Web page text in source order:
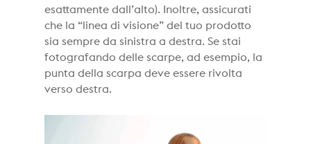
esattamente dall’alto). Inoltre, assicurati
che la “linea di visione” del tuo prodotto
sia sempre da sinistra a destra. Se stai
fotografando delle scarpe, ad esempio, la
punta della scarpa deve essere rivolta
verso destra.